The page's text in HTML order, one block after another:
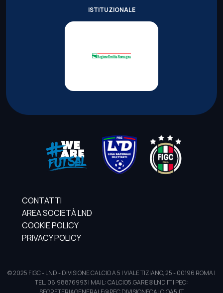
ISTITUZIONALE
CONTATTI
AREA SOCIETÀ LND
COOKIE POLICY
PRIVACY POLICY
© 2025 FIGC - LND - DIVISIONE CALCIO A 5 | VIALE TIZIANO, 25 - 00196 ROMA |
TEL. 06.98876993 | MAIL: CALCIO5.GARE@LND.IT | PEC: